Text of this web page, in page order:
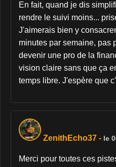
En fait, quand je dis
rendre le suivi moins...
J'aimerais bien y
minutes par semaine, pas
devenir une pro de la
vision claire sans que ça
temps libre. J'espère que
ZenithEcho37 - le
Merci pour toutes ces